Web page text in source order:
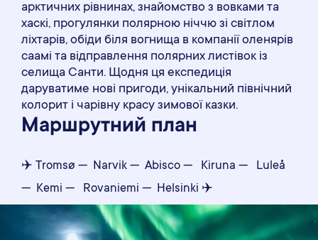
арктичних рівнинах, знайомство з вовками та
хаскі, прогулянки полярною ніччю зі світлом
ліхтарів, обіди біля вогнища в компанії оленярів
саамі та відправлення полярних листівок із
селища Санти. Щодня ця експедиція
даруватиме нові пригоди, унікальний північний
колорит і чарівну красу зимової казки.
Маршрутний план
✈️ Tromsø — Narvik — Abisco — Kiruna — Luleå
— Kemi — Rovaniemi — Helsinki ✈️